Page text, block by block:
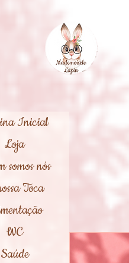
Inicial
Loja
somos nós
Toca
WC
Saúde